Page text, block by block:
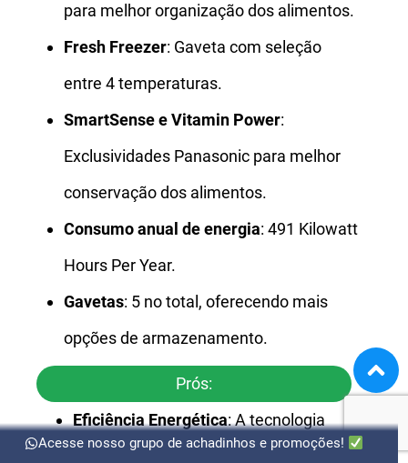
Acesse nosso grupo de achadinhos e promoções!
para melhor organização dos alimentos.
Fresh Freezer: Gaveta com seleção
entre 4 temperaturas.
SmartSense e Vitamin Power:
Exclusividades Panasonic para melhor
conservação dos alimentos.
Consumo anual de energia: 491 Kilowatt
Hours Per Year.
Gavetas: 5 no total, oferecendo mais
opções de armazenamento.
Prós:
Eficiência Energética: A tecnologia
Inverter proporciona economia de